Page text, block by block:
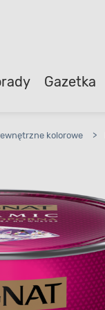
Gazetka
kolorowe >